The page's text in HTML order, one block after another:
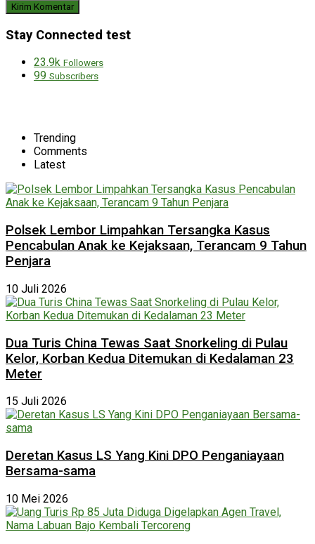
Stay Connected test
23.9k Followers
99 Subscribers
Trending
Comments
Latest
Polsek Lembor Limpahkan Tersangka Kasus
Pencabulan Anak ke Kejaksaan, Terancam 9 Tahun
Penjara
10 Juli 2026
Dua Turis China Tewas Saat Snorkeling di Pulau
Kelor, Korban Kedua Ditemukan di Kedalaman 23
Meter
15 Juli 2026
Deretan Kasus LS Yang Kini DPO Penganiayaan
Bersama-sama
10 Mei 2026